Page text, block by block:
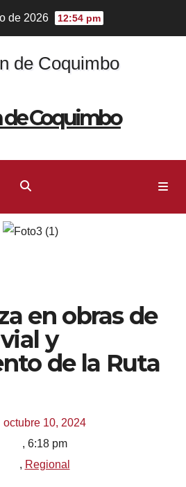
de 2026 12:54 pm
de Coquimbo
en obras de
y
de la Ruta
octubre 10, 2024
, 6:18 pm
, Regional